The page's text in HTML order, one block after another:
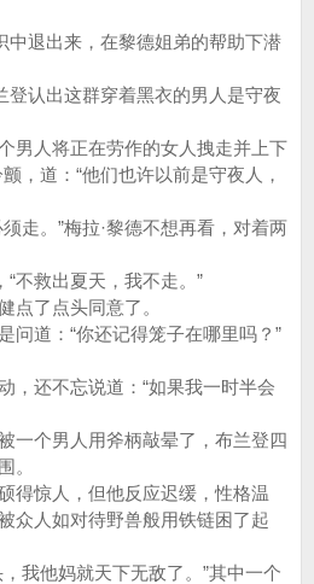
退出来，在黎德姐弟的帮助下潜
认出这群穿着黑衣的男人是守夜
人将正在劳作的女人拽走并上下
，道：“他们也许以前是守夜人，
。”梅拉·黎德不想再看，对着两
救出夏天，我不走。”
了点头同意了。
道：“你还记得笼子在哪里吗？”
还不忘说道：“如果我一时半会
个男人用斧柄敲晕了，布兰登四
。
惊人，但他反应迟缓，性格温
众人如对待野兽般用铁链困了起
他妈就天下无敌了。”其中一个